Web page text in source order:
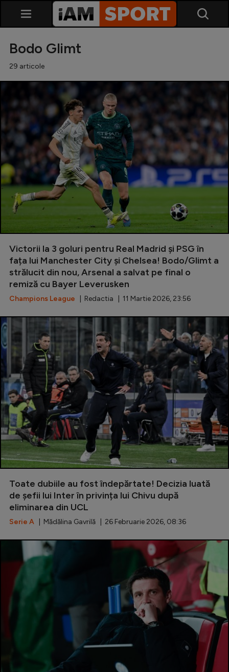
SuperLiga
Liga 2
Cupa României
Echipa Națională
Fotbal feminin
Special
Diverse
Inedit
Clasamente
Champions League
Europa League
Conference League
CM 2026
Premier League
LaLiga
Bundesliga
Ligue 1
Starurile fotbalului
Clasamente
Tenis
Bodo Glimt
29 articole
Victorii la 3 goluri pentru Real Madrid și PSG în
fața lui Manchester City și Chelsea! Bodo/Glimt a
strălucit din nou, Arsenal a salvat pe final o
remiză cu Bayer Leverusken
Champions League | Redactia | 11 Martie 2026, 23:56
Toate dubiile au fost îndepărtate! Decizia luată
de șefii lui Inter în privința lui Chivu după
eliminarea din UCL
Serie A | Mădălina Gavrilă | 26 Februarie 2026, 08:36